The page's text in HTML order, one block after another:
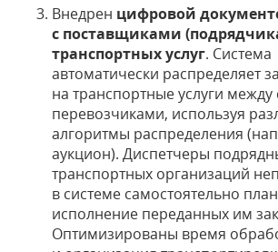
Внедрен цифровой
с поставщиками
транспортных услуг. Система
автоматически распределяет
на транспортные услуги
перевозчиками, используя
алгоритмы распределения
аукцион). Диспетчеры
транспортных организаций
в системе самостоятельно
исполнение переданных им
Оптимизированы время